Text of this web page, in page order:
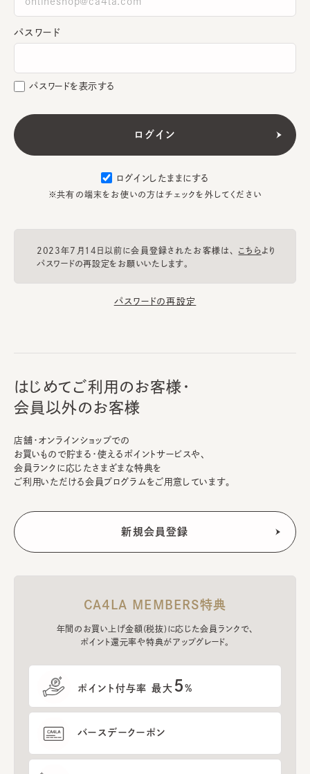
パスワード
パスワードを表示する
ログインしたままにする
※共有の端末をお使いの方はチェックを外してください
2023年7月14日以前に会員登録されたお客様は、 こちらより
パスワードの再設定をお願いいたします。
パスワードの再設定
はじめてご利用のお客様・
会員以外のお客様
店舗・オンラインショップでの
お買いもので貯まる・使えるポイントサービスや、
会員ランクに応じたさまざまな特典を
ご利用いただける会員プログラムをご用意しています。
CA4LA MEMBERS特典
年間のお買い上げ金額(税抜)に応じた会員ランクで、
ポイント還元率や特典がアップグレード。
ポイント付与率 最大 5%
バースデークーポン